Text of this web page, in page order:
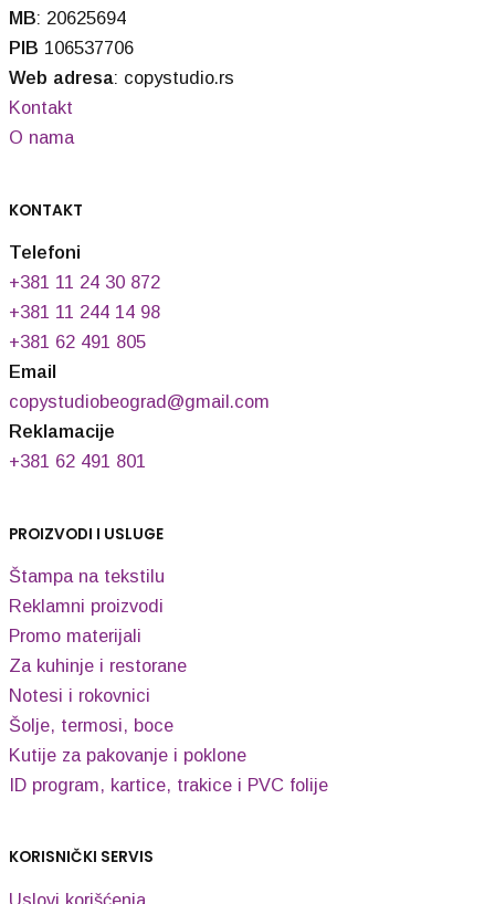
MB: 20625694
PIB 106537706
Web adresa: copystudio.rs
Kontakt
O nama
KONTAKT
Telefoni
+381 11 24 30 872
+381 11 244 14 98
+381 62 491 805
Email
copystudiobeograd@gmail.com
Reklamacije
+381 62 491 801
PROIZVODI I USLUGE
Štampa na tekstilu
Reklamni proizvodi
Promo materijali
Za kuhinje i restorane
Notesi i rokovnici
Šolje, termosi, boce
Kutije za pakovanje i poklone
ID program, kartice, trakice i PVC folije
KORISNIČKI SERVIS
Uslovi korišćenja